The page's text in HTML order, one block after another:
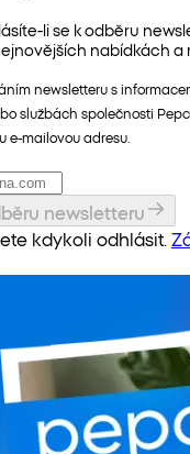
li se k odběru
nabídkách a
newsletteru s
službách společnosti
e-mailovou adresu.
newsletteru
kdykoli odhlásit.